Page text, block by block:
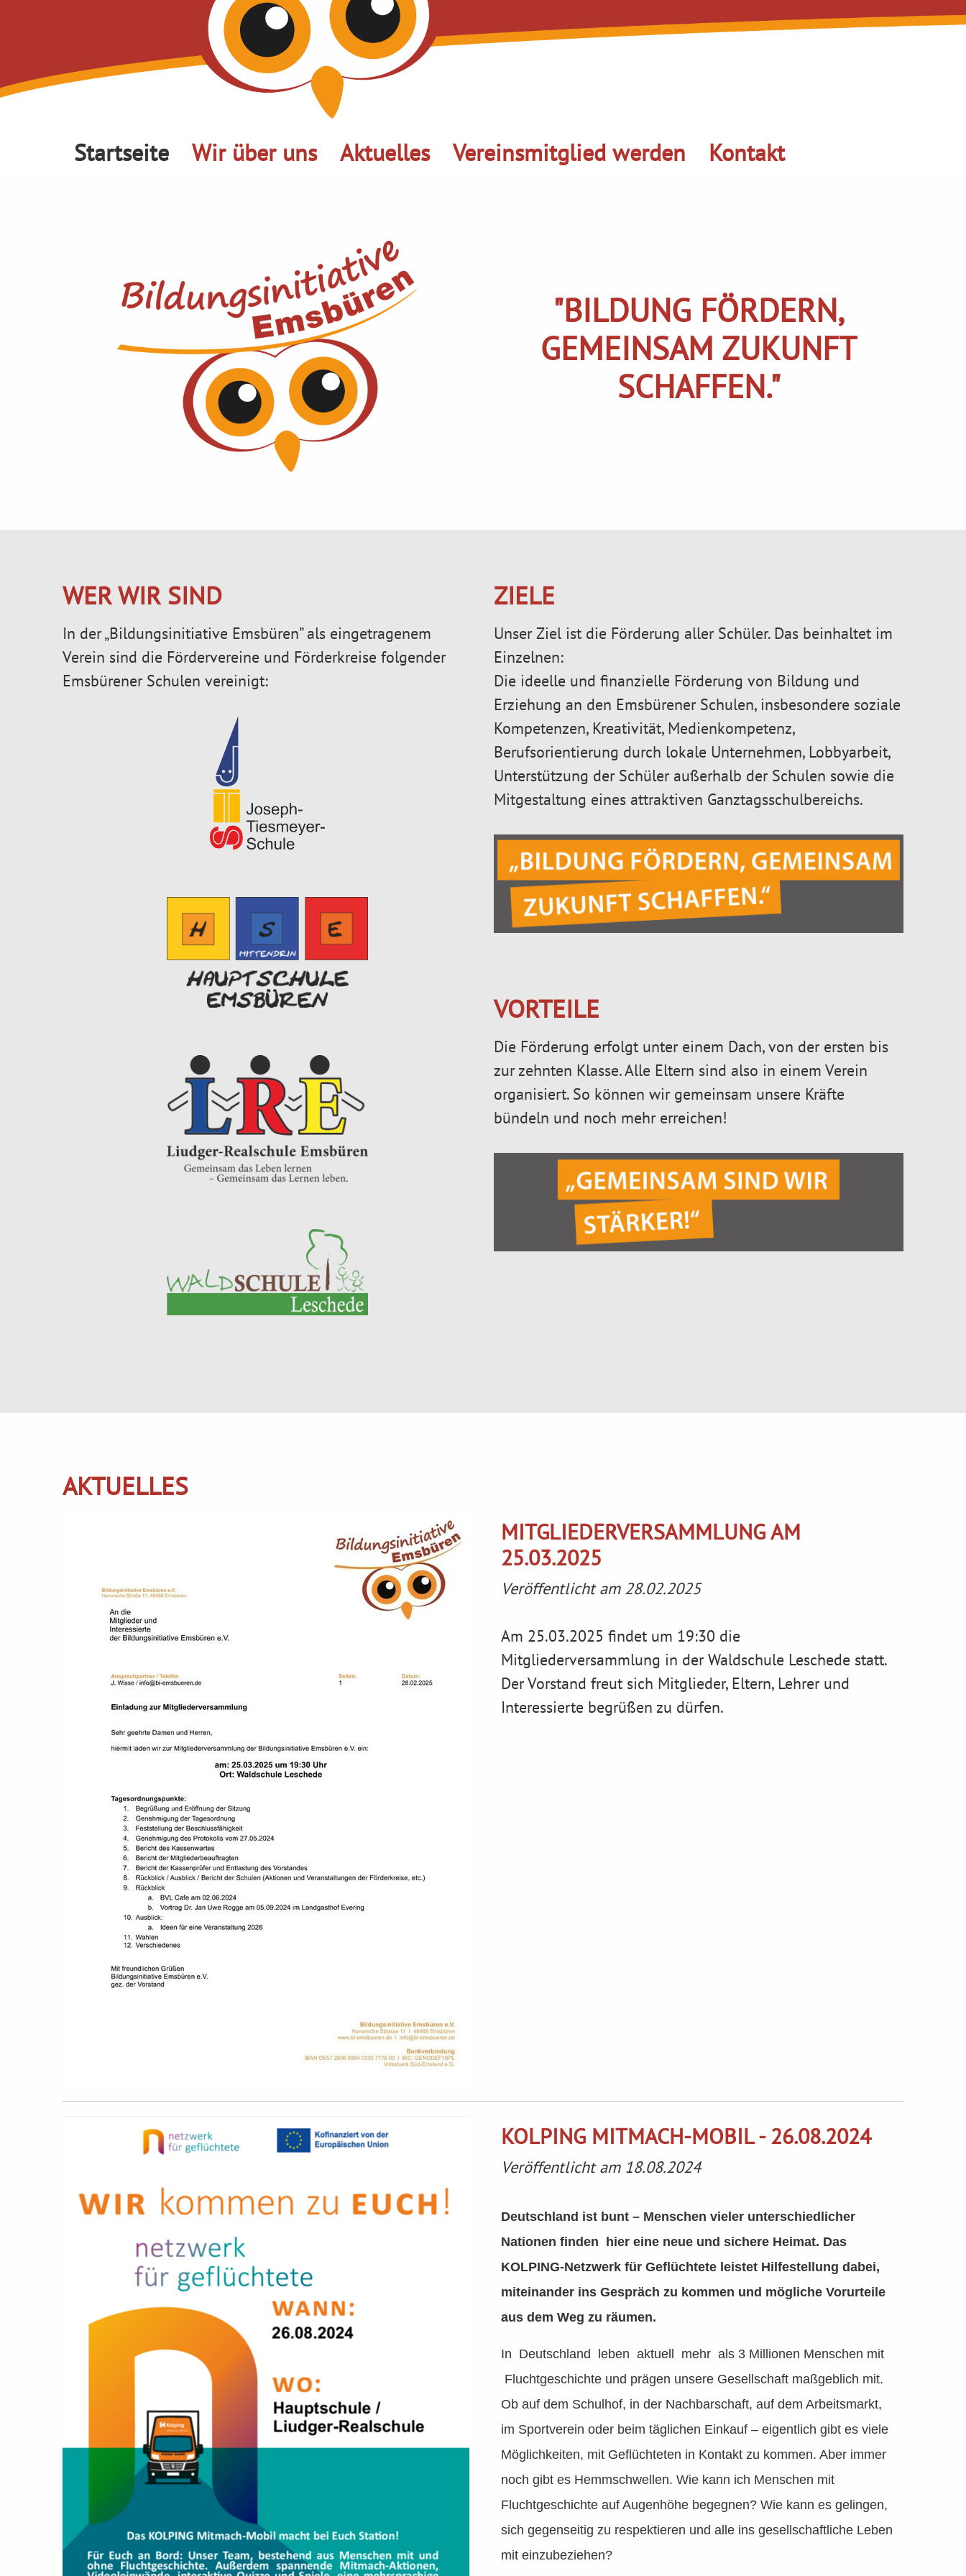
Startseite Wir über uns Aktuelles Vereinsmitglied werden Kontakt
"BILDUNG FÖRDERN,
GEMEINSAM ZUKUNFT
SCHAFFEN."
WER WIR SIND
In der „Bildungsinitiative Emsbüren” als eingetragenem
Verein sind die Fördervereine und Förderkreise folgender
Emsbürener Schulen vereinigt:
ZIELE
Unser Ziel ist die Förderung aller Schüler. Das beinhaltet im
Einzelnen:
Die ideelle und finanzielle Förderung von Bildung und
Erziehung an den Emsbürener Schulen, insbesondere soziale
Kompetenzen, Kreativität, Medienkompetenz,
Berufsorientierung durch lokale Unternehmen, Lobbyarbeit,
Unterstützung der Schüler außerhalb der Schulen sowie die
Mitgestaltung eines attraktiven Ganztagsschulbereichs.
VORTEILE
Die Förderung erfolgt unter einem Dach, von der ersten bis
zur zehnten Klasse. Alle Eltern sind also in einem Verein
organisiert. So können wir gemeinsam unsere Kräfte
bündeln und noch mehr erreichen!
AKTUELLES
MITGLIEDERVERSAMMLUNG AM
25.03.2025
Veröffentlicht am 28.02.2025
Am 25.03.2025 findet um 19:30 die
Mitgliederversammlung in der Waldschule Leschede statt.
Der Vorstand freut sich Mitglieder, Eltern, Lehrer und
Interessierte begrüßen zu dürfen.
KOLPING MITMACH-MOBIL - 26.08.2024
Veröffentlicht am 18.08.2024
Deutschland ist bunt – Menschen vieler unterschiedlicher
Nationen finden hier eine neue und sichere Heimat. Das
KOLPING-Netzwerk für Geflüchtete leistet Hilfestellung dabei,
miteinander ins Gespräch zu kommen und mögliche Vorurteile
aus dem Weg zu räumen.
In Deutschland leben aktuell mehr als 3 Millionen Menschen mit
Fluchtgeschichte und prägen unsere Gesellschaft maßgeblich mit.
Ob auf dem Schulhof, in der Nachbarschaft, auf dem Arbeitsmarkt,
im Sportverein oder beim täglichen Einkauf – eigentlich gibt es viele
Möglichkeiten, mit Geflüchteten in Kontakt zu kommen. Aber immer
noch gibt es Hemmschwellen. Wie kann ich Menschen mit
Fluchtgeschichte auf Augenhöhe begegnen? Wie kann es gelingen,
sich gegenseitig zu respektieren und alle ins gesellschaftliche Leben
mit einzubeziehen?